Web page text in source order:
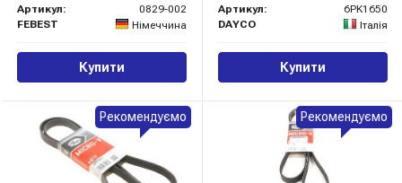
Артикул:
0829-002
FEBEST
Німеччина
Купити
Артикул:
6PK1650
DAYCO
Італія
Купити
Рекомендуємо Рекомендуємо